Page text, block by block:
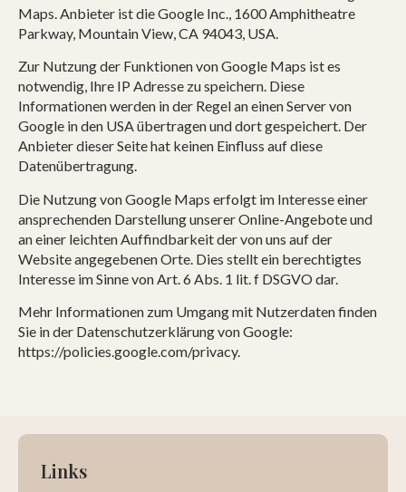
Maps. Anbieter ist die Google Inc., 1600 Amphitheatre
Parkway, Mountain View, CA 94043, USA.
Zur Nutzung der Funktionen von Google Maps ist es
notwendig, Ihre IP Adresse zu speichern. Diese
Informationen werden in der Regel an einen Server von
Google in den USA übertragen und dort gespeichert. Der
Anbieter dieser Seite hat keinen Einfluss auf diese
Datenübertragung.
Die Nutzung von Google Maps erfolgt im Interesse einer
ansprechenden Darstellung unserer Online-Angebote und
an einer leichten Auffindbarkeit der von uns auf der
Website angegebenen Orte. Dies stellt ein berechtigtes
Interesse im Sinne von Art. 6 Abs. 1 lit. f DSGVO dar.
Mehr Informationen zum Umgang mit Nutzerdaten finden
Sie in der Datenschutzerklärung von Google:
https://policies.google.com/privacy.
Links